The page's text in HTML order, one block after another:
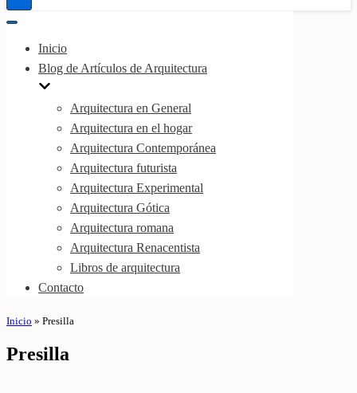
Menú
Menú
navegación
Inicio
Blog de Artículos de Arquitectura
Arquitectura en General
Arquitectura en el hogar
Arquitectura Contemporánea
Arquitectura futurista
Arquitectura Experimental
Arquitectura Gótica
Arquitectura romana
Arquitectura Renacentista
Libros de arquitectura
Contacto
Inicio » Presilla
Presilla